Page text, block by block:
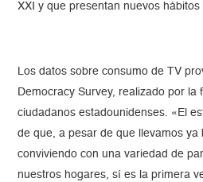
XXI y que presentan nuevos hábitos
Los datos sobre consumo de TV
Democracy Survey, realizado por la
ciudadanos estadounidenses. «El
de que, a pesar de que llevamos ya
conviviendo con una variedad de
nuestros hogares, sí es la primera